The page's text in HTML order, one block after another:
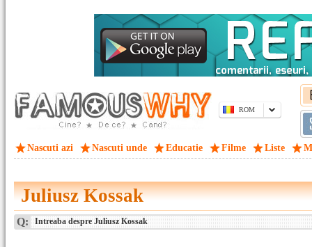
ROM
Nascuti azi Nascuti unde Educatie Filme Liste
Juliusz Kossak
Q: Intreaba despre Juliusz Kossak